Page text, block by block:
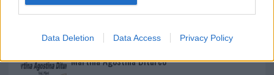
Data Deletion Data Access Privacy Policy
Paolo Pinna
Martina Agostina Diturco